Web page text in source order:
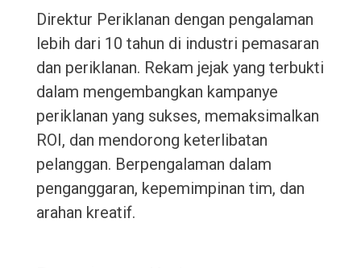
Direktur Periklanan dengan pengalaman
lebih dari 10 tahun di industri pemasaran
dan periklanan. Rekam jejak yang terbukti
dalam mengembangkan kampanye
periklanan yang sukses, memaksimalkan
ROI, dan mendorong keterlibatan
pelanggan. Berpengalaman dalam
penganggaran, kepemimpinan tim, dan
arahan kreatif.